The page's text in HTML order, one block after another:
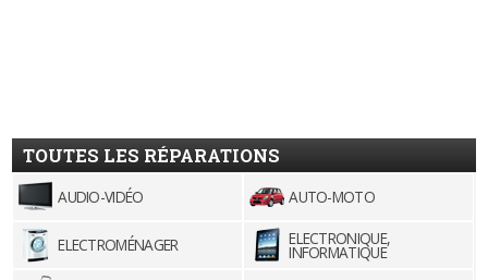
TOUTES LES RÉPARATIONS
AUDIO-VIDÉO AUTO-MOTO
ELECTROMÉNAGER ELECTRONIQUE,
INFORMATIQUE